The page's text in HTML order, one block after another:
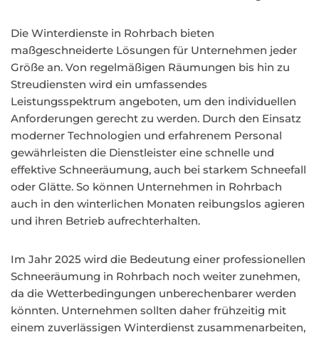
Die Winterdienste in Rohrbach bieten
maßgeschneiderte Lösungen für Unternehmen jeder
Größe an. Von regelmäßigen Räumungen bis hin zu
Streudiensten wird ein umfassendes
Leistungsspektrum angeboten, um den individuellen
Anforderungen gerecht zu werden. Durch den Einsatz
moderner Technologien und erfahrenem Personal
gewährleisten die Dienstleister eine schnelle und
effektive Schneeräumung, auch bei starkem Schneefall
oder Glätte. So können Unternehmen in Rohrbach
auch in den winterlichen Monaten reibungslos agieren
und ihren Betrieb aufrechterhalten.
Im Jahr 2025 wird die Bedeutung einer professionellen
Schneeräumung in Rohrbach noch weiter zunehmen,
da die Wetterbedingungen unberechenbarer werden
könnten. Unternehmen sollten daher frühzeitig mit
einem zuverlässigen Winterdienst zusammenarbeiten,